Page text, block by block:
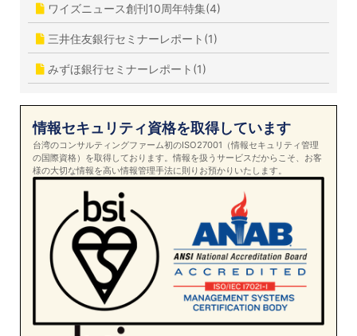
ワイズニュース創刊10周年特集(4)
三井住友銀行セミナーレポート(1)
みずほ銀行セミナーレポート(1)
情報セキュリティ資格を取得しています
台湾のコンサルティングファーム初のISO27001（情報セキュリティ管理
の国際資格）を取得しております。情報を扱うサービスだからこそ、お客
様の大切な情報を高い情報管理手法に則りお預かりいたします。